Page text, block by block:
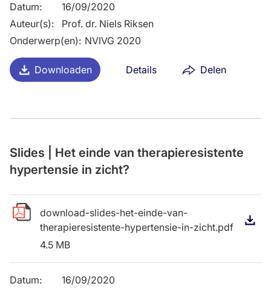
Downloaden Details Delen
Datum:
16/09/2020
Auteur(s):
Prof. dr. Niels Riksen
Onderwerp(en): NVIVG 2020
Slides | Het einde van therapieresistente
hypertensie in zicht?
download-slides-het-einde-van-
therapieresistente-hypertensie-in-zicht.pdf
4.5 MB
Datum:
16/09/2020